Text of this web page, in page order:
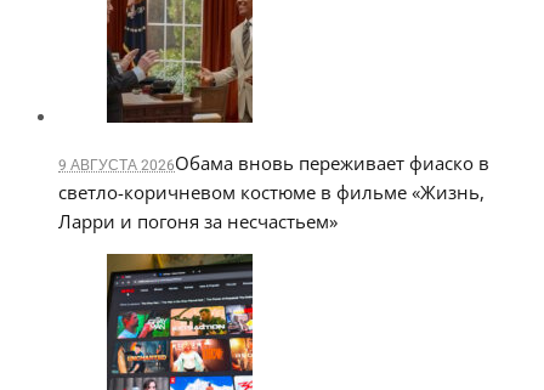
9 АВГУСТА 2026Обама вновь переживает фиаско в
светло-коричневом костюме в фильме «Жизнь,
Ларри и погоня за несчастьем»